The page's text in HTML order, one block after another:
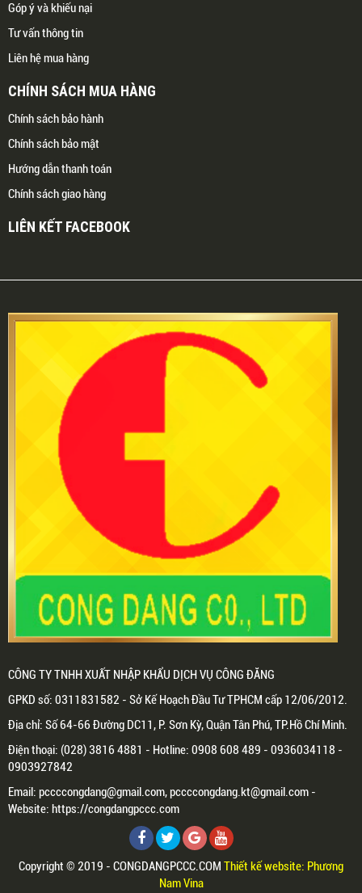
Góp ý và khiếu nại
Tư vấn thông tin
Liên hệ mua hàng
CHÍNH SÁCH MUA HÀNG
Chính sách bảo hành
Chính sách bảo mật
Hướng dẫn thanh toán
Chính sách giao hàng
LIÊN KẾT FACEBOOK
CÔNG TY TNHH XUẤT NHẬP KHẨU DỊCH VỤ CÔNG ĐĂNG
GPKD số: 0311831582 - Sở Kế Hoạch Đầu Tư TPHCM cấp 12/06/2012.
Địa chỉ: Số 64-66 Đường DC11, P. Sơn Kỳ, Quận Tân Phú, TP.Hồ Chí Minh.
Điện thoại: (028) 3816 4881 - Hotline: 0908 608 489 - 0936034118 -
0903927842
Email: pccccongdang@gmail.com, pccccongdang.kt@gmail.com -
Website: https://congdangpccc.com
Copyright © 2019 - CONGDANGPCCC.COM Thiết kế website: Phương
Nam Vina